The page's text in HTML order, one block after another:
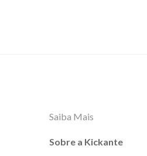
Saiba Mais
Sobre a Kickante